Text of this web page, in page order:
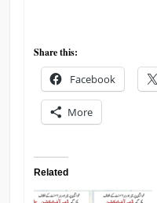
Share this:
Facebook
More
Related